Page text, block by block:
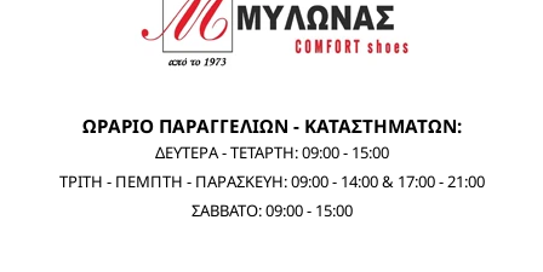
ΩΡΑΡΙΟ ΠΑΡΑΓΓΕΛΙΩΝ - ΚΑΤΑΣΤΗΜΑΤΩΝ:
ΔΕΥΤΕΡΑ - ΤΕΤΑΡΤΗ: 09:00 - 15:00
ΤΡΙΤΗ - ΠΕΜΠΤΗ - ΠΑΡΑΣΚΕΥΗ: 09:00 - 14:00 & 17:00 - 21:00
ΣΑΒΒΑΤΟ: 09:00 - 15:00